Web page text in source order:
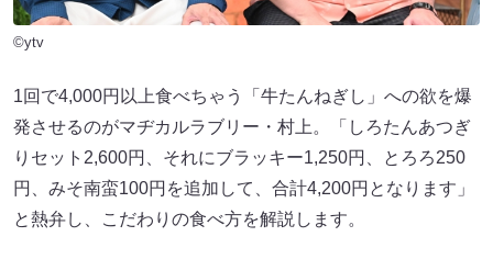
©ytv
1回で4,000円以上食べちゃう「牛たんねぎし」への欲を爆
発させるのがマヂカルラブリー・村上。「しろたんあつぎ
りセット2,600円、それにブラッキー1,250円、とろろ250
円、みそ南蛮100円を追加して、合計4,200円となります」
と熱弁し、こだわりの食べ方を解説します。